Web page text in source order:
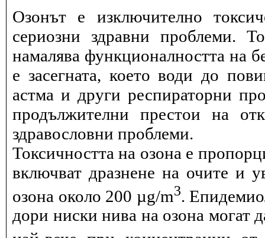
Озонът е изключително
сериозни здравни проблеми.
намалява функционалността на
е засегната, което води до
астма и други респираторни
продължителни престои на
здравословни проблеми.
Токсичността на озона е
включват дразнене на очите и
озона около 200 µg/m3.
дори ниски нива на озона могат